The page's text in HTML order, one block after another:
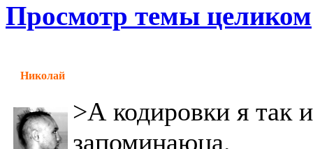
Просмотр темы целиком
Николай
>А кодировки я так
запоминаюца.